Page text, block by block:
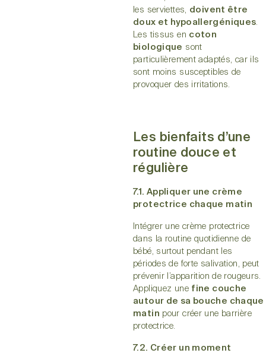
les serviettes, doivent être
doux et hypoallergéniques.
Les tissus en coton
biologique sont
particulièrement adaptés, car ils
sont moins susceptibles de
provoquer des irritations.
Les bienfaits d’une
routine douce et
régulière
7.1. Appliquer une crème
protectrice chaque matin
Intégrer une crème protectrice
dans la routine quotidienne de
bébé, surtout pendant les
périodes de forte salivation, peut
prévenir l’apparition de rougeurs.
Appliquez une fine couche
autour de sa bouche chaque
matin pour créer une barrière
protectrice.
7.2. Créer un moment